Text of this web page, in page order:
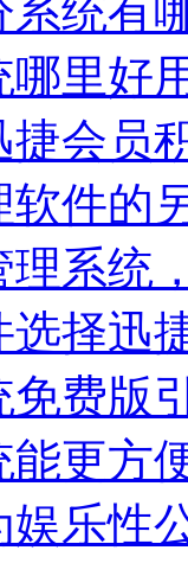
系统有
哪里好
捷会员
软件的
理系统
选择迅
免费版
能更方
娱乐性